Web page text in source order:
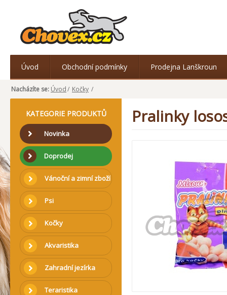
Úvod Obchodní podmínky Prodejna Lanškroun
Nacházíte se: Úvod/ Kočky /
KATEGORIE PRODUKTŮ
Novinka
Doprodej
Vánoční a zimní zboží
Psi
Kočky
Akvaristika
Zahradní jezírka
Teraristika
Pralinky